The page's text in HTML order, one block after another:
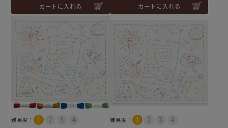
カートに入れる カートに入れる
難易度： 難易度：